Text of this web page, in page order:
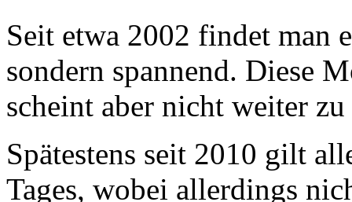
Seit etwa 2002 findet man
sondern spannend. Diese
scheint aber nicht weiter zu
Spätestens seit 2010 gilt
Tages, wobei allerdings